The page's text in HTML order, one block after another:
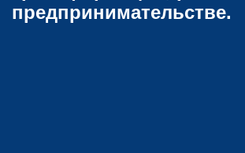
предпринимательстве.